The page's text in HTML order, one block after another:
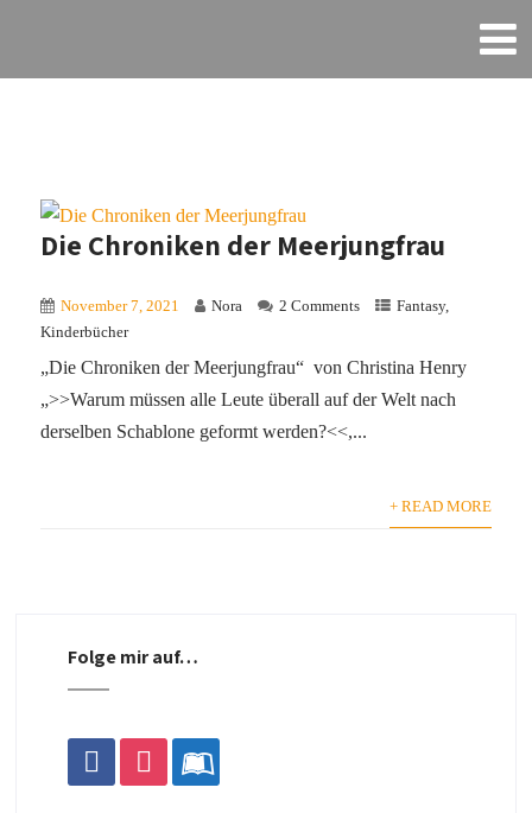
Die Chroniken der Meerjungfrau
November 7, 2021 Nora 2 Comments Fantasy,
Kinderbücher
„Die Chroniken der Meerjungfrau“ von Christina Henry
„>>Warum müssen alle Leute überall auf der Welt nach
derselben Schablone geformt werden?<<,...
+ READ MORE
Folge mir auf…
facebookinstagramleanpub